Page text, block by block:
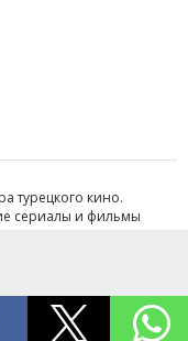
турецкого кино.
сериалы и фильмы